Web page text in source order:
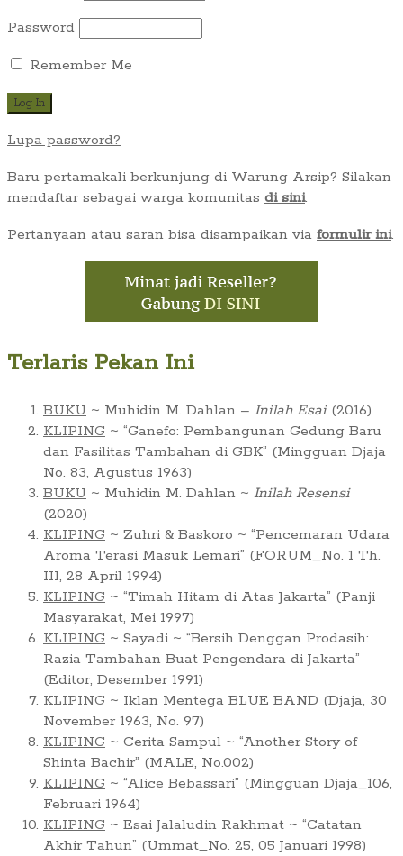
Password
Remember Me
Lupa password?
Baru pertamakali berkunjung di Warung Arsip? Silakan
mendaftar sebagai warga komunitas di sini.
Pertanyaan atau saran bisa disampaikan via formulir ini.
Terlaris Pekan Ini
BUKU ~ Muhidin M. Dahlan – Inilah Esai(2016)
KLIPING ~ “Ganefo: Pembangunan Gedung Baru
dan Fasilitas Tambahan di GBK” (Mingguan Djaja
No. 83, Agustus 1963)
BUKU ~ Muhidin M. Dahlan ~ Inilah Resensi
(2020)
KLIPING ~ Zuhri & Baskoro ~ “Pencemaran Udara
Aroma Terasi Masuk Lemari” (FORUM_No. 1 Th.
III, 28 April 1994)
KLIPING ~ “Timah Hitam di Atas Jakarta” (Panji
Masyarakat, Mei 1997)
KLIPING ~ Sayadi ~ “Bersih Denggan Prodasih:
Razia Tambahan Buat Pengendara di Jakarta”
(Editor, Desember 1991)
KLIPING ~ Iklan Mentega BLUE BAND (Djaja, 30
November 1963, No. 97)
KLIPING ~ Cerita Sampul ~ “Another Story of
Shinta Bachir” (MALE, No.002)
KLIPING ~ “Alice Bebassari” (Mingguan Djaja_106,
Februari 1964)
KLIPING ~ Esai Jalaludin Rakhmat ~ “Catatan
Akhir Tahun” (Ummat_No. 25, 05 Januari 1998)